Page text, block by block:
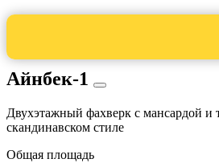
Айнбек-1
Двухэтажный фахверк с мансардой и
скандинавском стиле
Общая площадь